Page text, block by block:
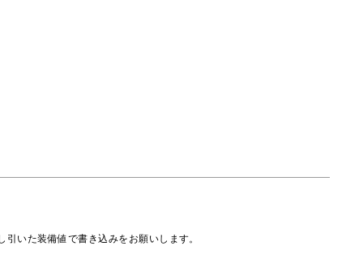
いた装備値で書き込みをお願いします。